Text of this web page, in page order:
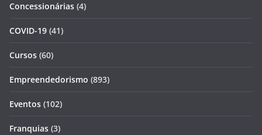
Concessionárias (4)
COVID-19 (41)
Cursos (60)
Empreendedorismo (893)
Eventos (102)
Franquias (3)